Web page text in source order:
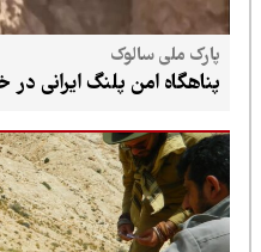
پارک ملی سالوک
پناهگاه امن پلنگ ایرانی در